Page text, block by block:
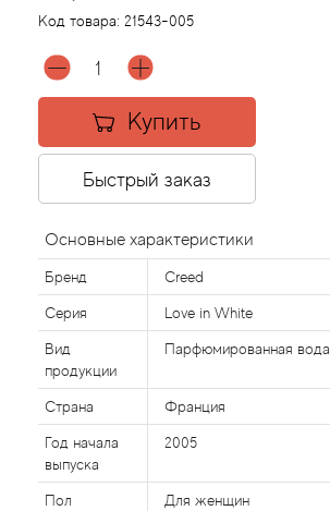
Код товара: 21543-005
Купить
Быстрый заказ
Основные характеристики
Бренд Creed
Серия Love in White
Вид
продукции
Парфюмированная вода
Страна Франция
Год начала
выпуска
2005
Пол Для женщин
Acqua di Parma
Acqua di Sardegna
Adidas
Aerin Lauder
Affinessence
Afnan
Agatha Ruiz de la Prada
Agent Provocateur